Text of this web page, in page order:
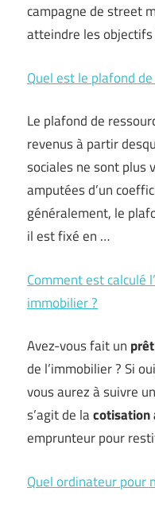
campagne de street
atteindre les
Quel est le plafond
Le plafond de
revenus à partir
sociales ne sont plus
amputées d’un
généralement, le
il est fixé en …
Comment est calculé
immobilier ?
Avez-vous fait un
de l’immobilier ? Si
vous aurez à suivre un
s’agit de lacotisation
emprunteur pour
Quel ordinateur pour